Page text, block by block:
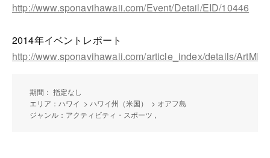
http://www.sponavihawaii.com/Event/Detail/EID/10446
2014年イベントレポート
http://www.sponavihawaii.com/article_index/details/
期間： 指定なし
エリア：ハワイ > ハワイ州（米国） > オアフ島
ジャンル：アクティビティ・スポーツ ,